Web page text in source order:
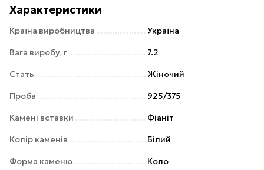
Характеристики
Країна виробництва Україна
Вага виробу, г 7.2
Стать Жіночий
Проба 925/375
Камені вставки Фіаніт
Колір каменів Білий
Форма каменю Коло